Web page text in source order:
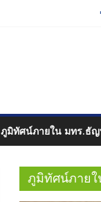
ภูมิทัศน์ภายใน มทร.ธั
ภูมิทัศน์ภาย